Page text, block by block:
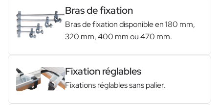
Bras de fixation
Bras de fixation disponible en 180 mm,
320 mm, 400 mm ou 470 mm.
Fixation réglables
Fixations réglables sans palier.